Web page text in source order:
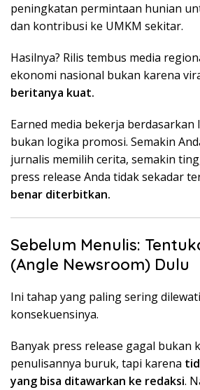
peningkatan permintaan hunian
dan kontribusi ke UMKM sekitar.
Hasilnya? Rilis tembus media
ekonomi nasional bukan karena
beritanya kuat.
Earned media bekerja
bukan logika promosi. Semakin
jurnalis memilih cerita, semakin
press release Anda tidak sekadar
benar diterbitkan.
Sebelum Menulis:
(Angle Newsroom) Dulu
Ini tahap yang paling sering
konsekuensinya.
Banyak press release gagal bukan
penulisannya buruk, tapi karena
yang bisa ditawarkan ke redaksi.